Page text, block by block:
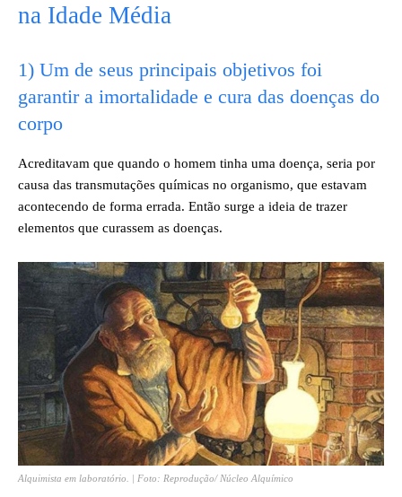
na Idade Média
1) Um de seus principais objetivos foi
garantir a imortalidade e cura das doenças do
corpo
Acreditavam que quando o homem tinha uma doença, seria por
causa das transmutações químicas no organismo, que estavam
acontecendo de forma errada. Então surge a ideia de trazer
elementos que curassem as doenças.
Alquimista em laboratório. | Foto: Reprodução/ Núcleo Alquímico